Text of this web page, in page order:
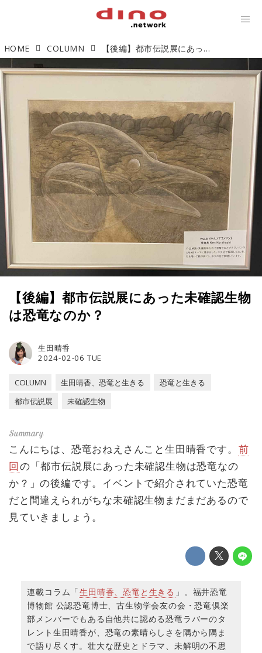
HOME COLUMN 【後編】都市伝説展にあった未確認生物は恐竜なのか？
【後編】都市伝説展にあった未確認生物
は恐竜なのか？
2024-02-06 TUE
生田晴香
COLUMN 生田晴香、恐竜と生きる
恐竜と生きる
都市伝説展
未確認生物
こんにちは、恐竜おねえさんこと生田晴香です。 前
回の「都市伝説展にあった未確認生物は恐竜なの
か？」の後編です。イベントで紹介されていた恐竜
だと間違えられがちな未確認生物まだまだあるので
見ていきましょう。
連載コラム「生田晴香、恐竜と生きる 」。福井恐竜
博物館 公認恐竜博士、古生物学会友の会・恐竜倶楽
部メンバーでもある自他共に認める恐竜ラバーのタ
レント生田晴香が、恐竜の素晴らしさを隅から隅ま
で語り尽くす。壮大な歴史とドラマ、未解明の不思